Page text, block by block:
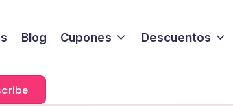
Blog Cupones Descuentos